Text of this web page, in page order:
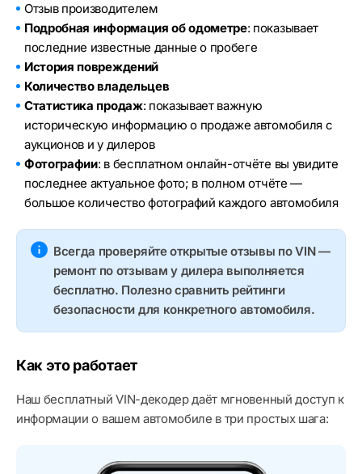
Отзыв производителем
Подробная информация об одометре: показывает
последние известные данные о пробеге
История повреждений
Количество владельцев
Статистика продаж: показывает важную
историческую информацию о продаже автомобиля с
аукционов и у дилеров
Фотографии: в бесплатном онлайн-отчёте вы увидите
последнее актуальное фото; в полном отчёте —
большое количество фотографий каждого автомобиля
Всегда проверяйте открытые отзывы по VIN —
ремонт по отзывам у дилера выполняется
бесплатно. Полезно сравнить рейтинги
безопасности для конкретного автомобиля.
Как это работает
Наш бесплатный VIN-декодер даёт мгновенный доступ к
информации о вашем автомобиле в три простых шага: